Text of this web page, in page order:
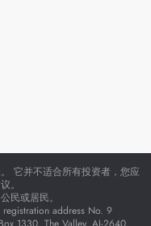
它并不适合所有投资者，您应
。
民或居民。
address No. 9